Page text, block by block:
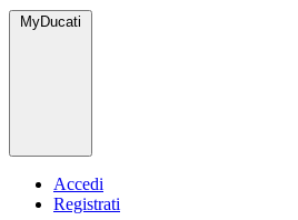
MyDucati
Accedi
Registrati